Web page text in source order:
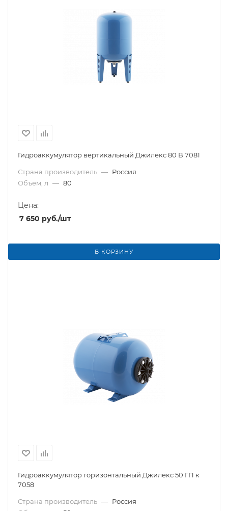
Гидроаккумулятор вертикальный Джилекс 80 В 7081
Страна производитель — Россия
Объем, л — 80
Цена:
7 650 руб./шт
В КОРЗИНУ
Гидроаккумулятор горизонтальный Джилекс 50 ГП к
7058
Страна производитель — Россия